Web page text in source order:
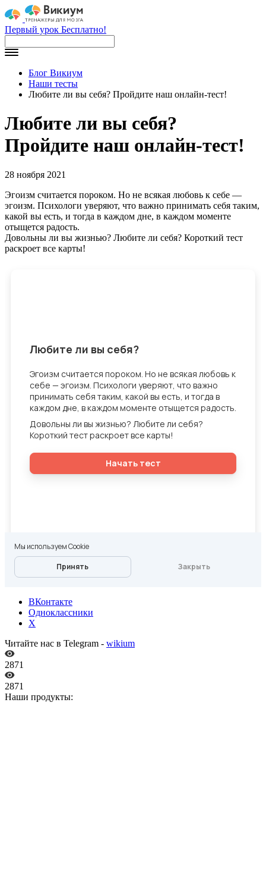
Первый урок Бесплатно!
Блог Викиум
Наши тесты
Любите ли вы себя? Пройдите наш онлайн-тест!
Любите ли вы себя?
Пройдите наш онлайн-тест!
28 ноября 2021
Эгоизм считается пороком. Но не всякая любовь к себе —
эгоизм. Психологи уверяют, что важно принимать себя таким,
какой вы есть, и тогда в каждом дне, в каждом моменте
отыщется радость.
Довольны ли вы жизнью? Любите ли себя? Короткий тест
раскроет все карты!
ВКонтакте
Одноклассники
X
Читайте нас в Telegram - wikium
2871
2871
Наши продукты: